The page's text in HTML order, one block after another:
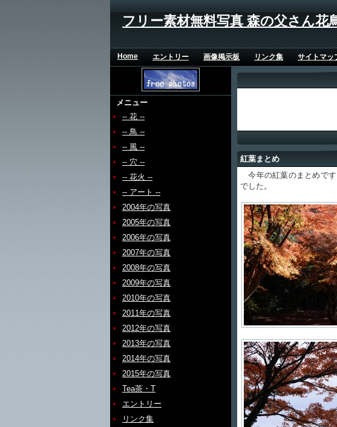
フリー素材無料写真 森の父さん花
Home エントリー 画像掲示板 リンク集 サイトマッ
メニュー
-- 花 --
-- 鳥 --
-- 風 --
-- 穴 --
-- 花火 --
-- アート --
2004年の写真
2005年の写真
2006年の写真
2007年の写真
2008年の写真
2009年の写真
2010年の写真
2011年の写真
2012年の写真
2013年の写真
2014年の写真
2015年の写真
Tea茶・T
エントリー
リンク集
紅葉まとめ
今年の紅葉のまとめで
でした。